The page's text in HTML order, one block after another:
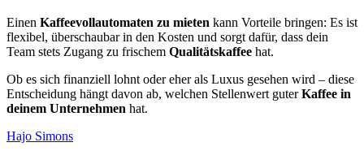
Einen Kaffeevollautomaten zu mieten kann Vorteile bringen: Es ist
flexibel, überschaubar in den Kosten und sorgt dafür, dass dein
Team stets Zugang zu frischem Qualitätskaffee hat.
Ob es sich finanziell lohnt oder eher als Luxus gesehen wird – diese
Entscheidung hängt davon ab, welchen Stellenwert guterKaffee in
deinem Unternehmen hat.
Hajo Simons